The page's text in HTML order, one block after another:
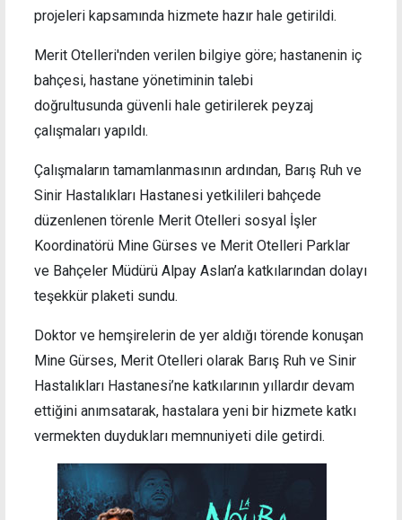
projeleri kapsamında hizmete hazır hale getirildi.
Merit Otelleri'nden verilen bilgiye göre; hastanenin iç
bahçesi, hastane yönetiminin talebi
doğrultusunda güvenli hale getirilerek peyzaj
çalışmaları yapıldı.
Çalışmaların tamamlanmasının ardından, Barış Ruh ve
Sinir Hastalıkları Hastanesi yetkilileri bahçede
düzenlenen törenle Merit Otelleri sosyal İşler
Koordinatörü Mine Gürses ve Merit Otelleri Parklar
ve Bahçeler Müdürü Alpay Aslan’a katkılarından dolayı
teşekkür plaketi sundu.
Doktor ve hemşirelerin de yer aldığı törende konuşan
Mine Gürses, Merit Otelleri olarak Barış Ruh ve Sinir
Hastalıkları Hastanesi’ne katkılarının yıllardır devam
ettiğini anımsatarak, hastalara yeni bir hizmete katkı
vermekten duydukları memnuniyeti dile getirdi.